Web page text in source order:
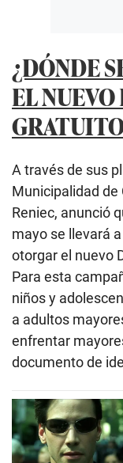
¿DÓNDE
EL
A través de sus
Municipalidad de
Reniec, anunció
mayo se llevará
otorgar el nuevo
Para esta
niños y
a adultos
enfrentar
documento de